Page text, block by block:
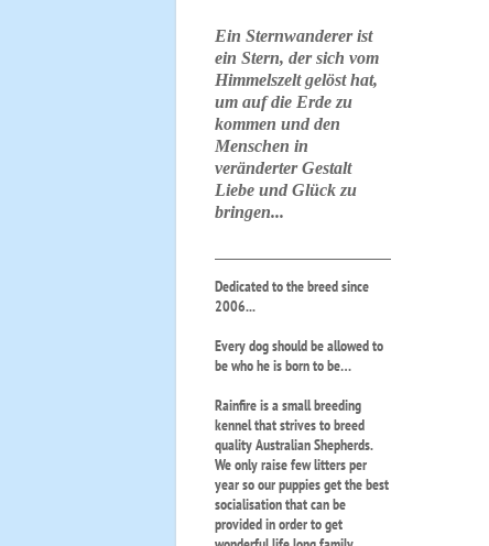
Ein Sternwanderer ist
ein Stern, der sich vom
Himmelszelt gelöst hat,
um auf die Erde zu
kommen und den
Menschen in
veränderter Gestalt
Liebe und Glück zu
bringen...
Dedicated to the breed since
2006...
Every dog should be allowed to
be who he is born to be…
Rainfire is a small breeding
kennel that strives to breed
quality Australian Shepherds.
We only raise few litters per
year so our puppies get the best
socialisation that can be
provided in order to get